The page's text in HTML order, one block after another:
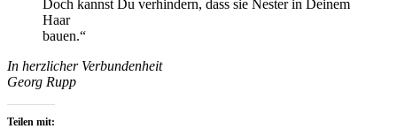
Doch kannst Du verhindern, dass sie Nester in Deinem
Haar
bauen.“
In herzlicher Verbundenheit
Georg Rupp
Teilen mit: